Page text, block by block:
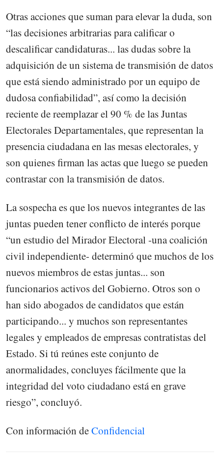
Otras acciones que suman para elevar la duda, son
“las decisiones arbitrarias para calificar o
descalificar candidaturas... las dudas sobre la
adquisición de un sistema de transmisión de datos
que está siendo administrado por un equipo de
dudosa confiabilidad”, así como la decisión
reciente de reemplazar el 90 % de las Juntas
Electorales Departamentales, que representan la
presencia ciudadana en las mesas electorales, y
son quienes firman las actas que luego se pueden
contrastar con la transmisión de datos.
La sospecha es que los nuevos integrantes de las
juntas pueden tener conflicto de interés porque
“un estudio del Mirador Electoral -una coalición
civil independiente- determinó que muchos de los
nuevos miembros de estas juntas... son
funcionarios activos del Gobierno. Otros son o
han sido abogados de candidatos que están
participando... y muchos son representantes
legales y empleados de empresas contratistas del
Estado. Si tú reúnes este conjunto de
anormalidades, concluyes fácilmente que la
integridad del voto ciudadano está en grave
riesgo”, concluyó.
Con información deConfidencial